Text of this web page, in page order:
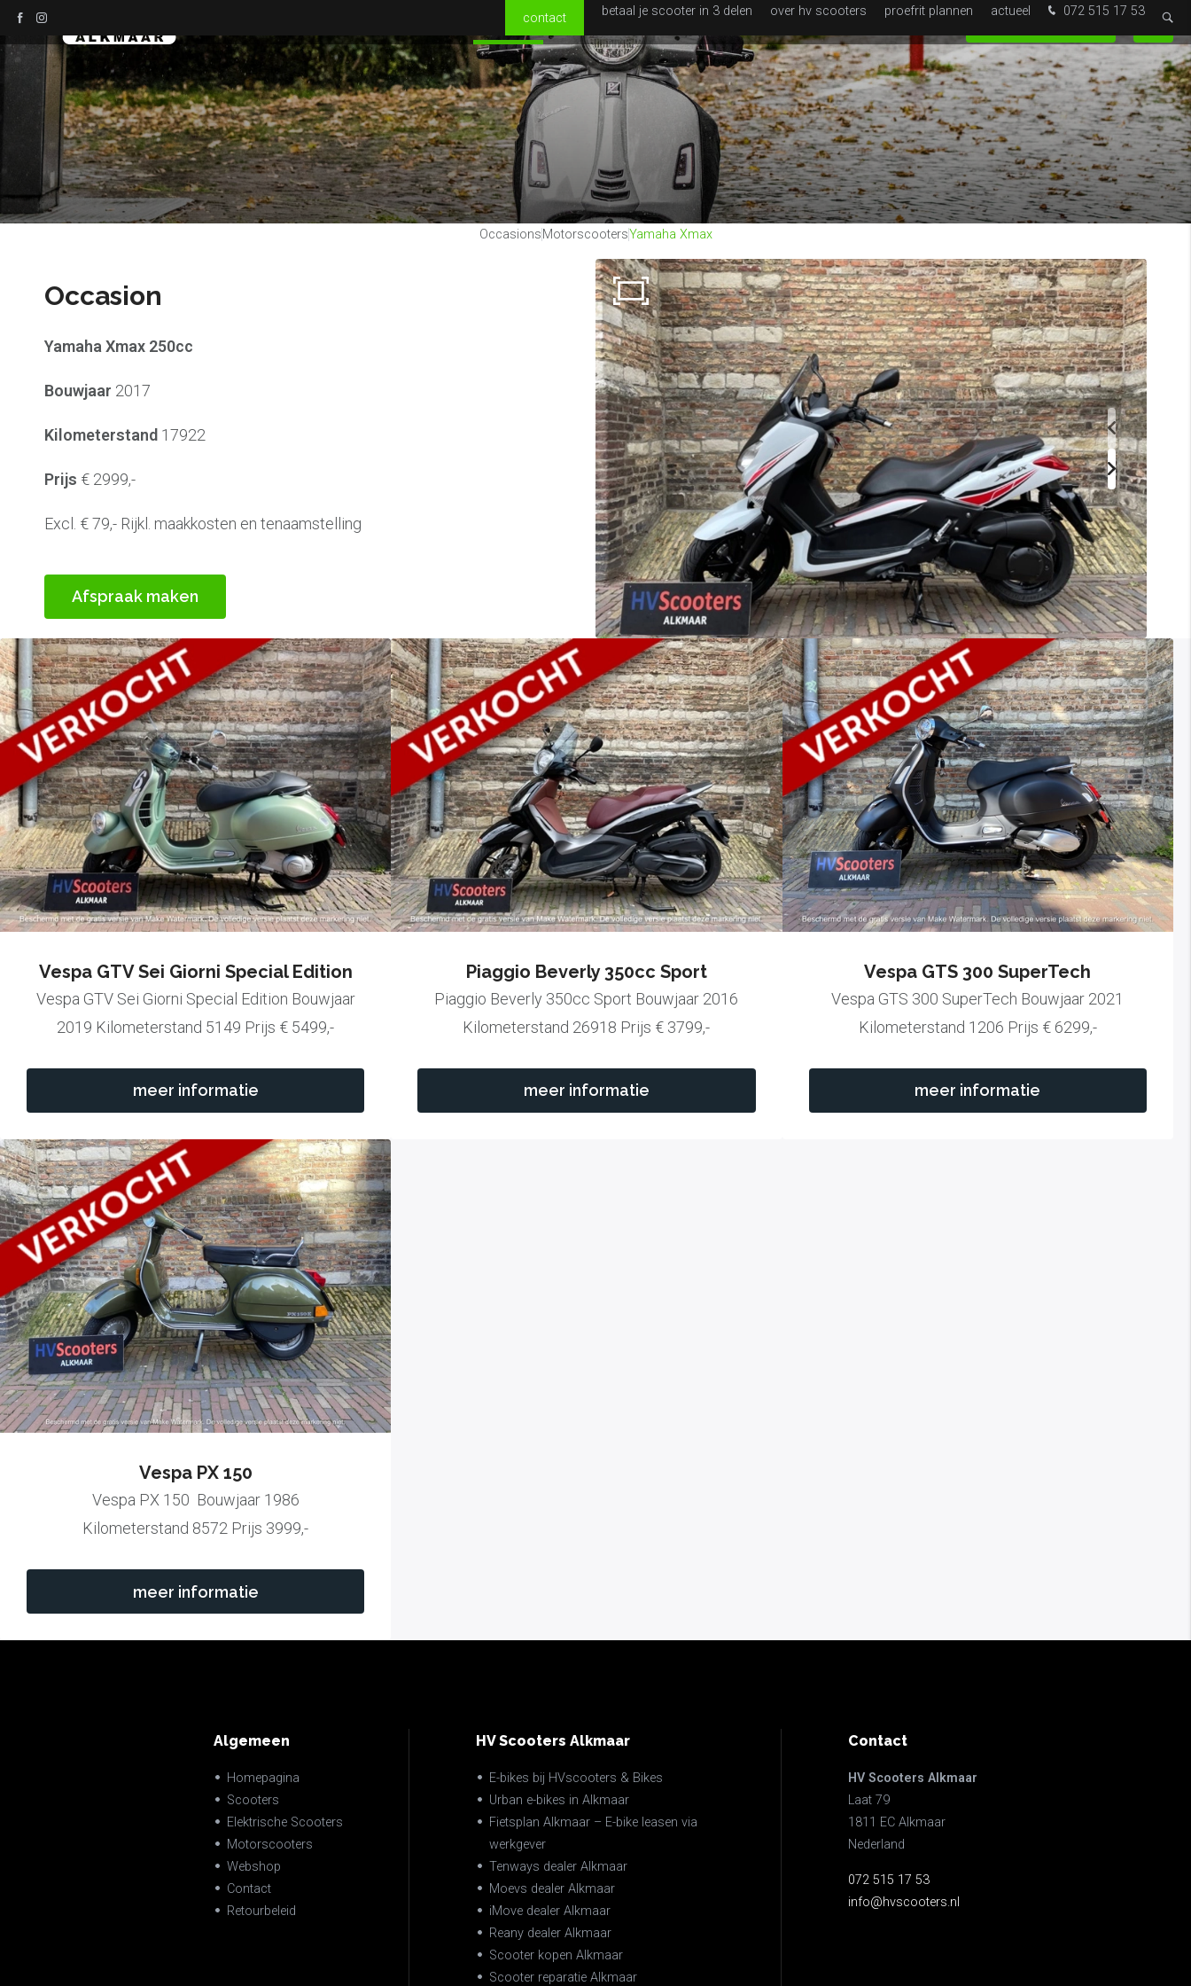
072 515 17 53
contact betaal je scooter in 3 delen over hv scooters proefrit plannen actueel
Occasions Webshop 0
OccasionsMotorscootersYamaha Xmax
Occasion
Yamaha Xmax 250cc
Bouwjaar 2017
Kilometerstand 17922
Prijs € 2999,-
Excl. € 79,- Rijkl. maakkosten en tenaamstelling
Afspraak maken
Vespa GTV Sei Giorni Special Edition
Vespa GTV Sei Giorni Special Edition Bouwjaar
2019 Kilometerstand 5149 Prijs € 5499,-
meer informatie
Piaggio Beverly 350cc Sport
Piaggio Beverly 350cc Sport Bouwjaar 2016
Kilometerstand 26918 Prijs € 3799,-
meer informatie
Vespa GTS 300 SuperTech
Vespa GTS 300 SuperTech Bouwjaar 2021
Kilometerstand 1206 Prijs € 6299,-
meer informatie
Vespa PX 150
Vespa PX 150 Bouwjaar 1986
Kilometerstand 8572 Prijs 3999,-
meer informatie
Algemeen
Homepagina
Scooters
Elektrische Scooters
Motorscooters
Webshop
Contact
Retourbeleid
HV Scooters Alkmaar
E-bikes bij HVscooters & Bikes
Urban e-bikes in Alkmaar
Fietsplan Alkmaar – E-bike leasen via
werkgever
Tenways dealer Alkmaar
Moevs dealer Alkmaar
iMove dealer Alkmaar
Reany dealer Alkmaar
Scooter kopen Alkmaar
Scooter reparatie Alkmaar
Contact
HV Scooters Alkmaar
Laat 79
1811 EC Alkmaar
Nederland
072 515 17 53
info@hvscooters.nl